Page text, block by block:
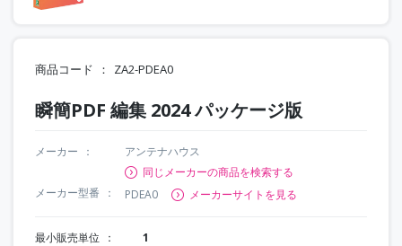
商品コード ZA2-PDEA0
瞬簡PDF 編集 2024 パッケージ版
メーカー
アンテナハウス
同じメーカーの商品を検索する
メーカー型番
PDEA0 メーカーサイトを見る
最小販売単位 1